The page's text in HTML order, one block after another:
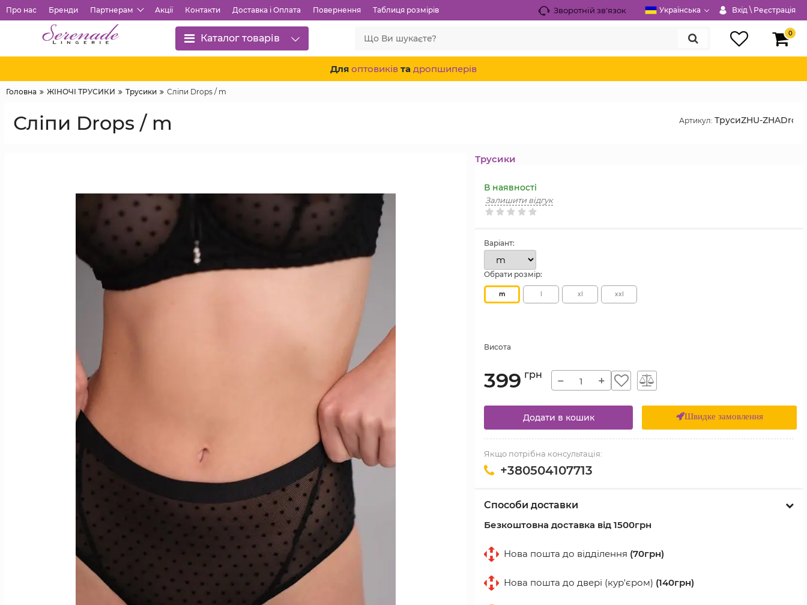
Про нас Бренди Партнерам Акції Контакти Доставка і Оплата Повернення Таблиця розмірів Зворотній зв'язок Українська Вхід \ Реєстрація
Каталог товарів 0
Для оптовиків та дропшиперів
Головна ЖІНОЧІ ТРУСИКИ Трусики Сліпи Drops / m
Сліпи Drops / m Артикул: ТрусиZHU-
Трусики
Залишити відгук
В наявності
Варіант:
Обрати розмір:
m l xl xxl
Висота
399 грн − +
Додати в кошик Швидке замовлення
Якщо потрібна консультація:
+380504107713
Способи доставки
Безкоштовна доставка від 1500грн
Нова пошта до відділення (70грн)
Нова пошта до двері (кур'єром) (140грн)